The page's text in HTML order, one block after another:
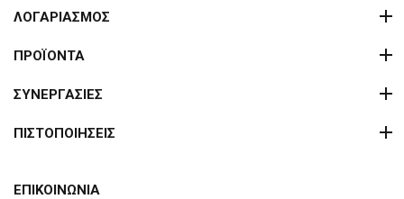
ΕΠΙΚΟΙΝΩΝΙΑ
ΛΟΓΑΡΙΑΣΜΟΣ
ΠΡΟΪΟΝΤΑ
ΣΥΝΕΡΓΑΣΙΕΣ
ΠΙΣΤΟΠΟΙΗΣΕΙΣ